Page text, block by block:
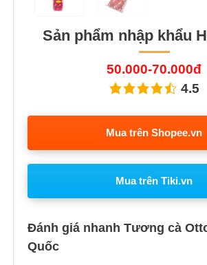
Sản phẩm nhập khẩu
50.000-70.000đ
4.5
Mua trên Shopee.vn
Mua trên Tiki.vn
Đánh giá nhanh Tương cà
Quốc